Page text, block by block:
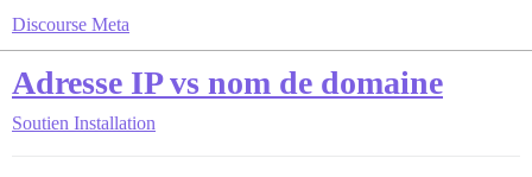
Discourse Meta
Adresse IP vs nom de domaine
Soutien Installation